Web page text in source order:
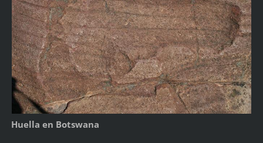
Huella en Botswana